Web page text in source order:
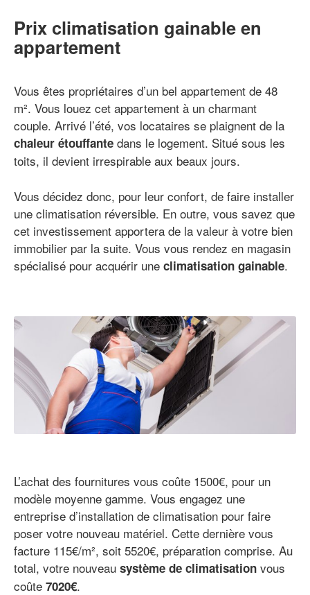
Prix climatisation gainable en
appartement
Vous êtes propriétaires d’un bel appartement de 48
m². Vous louez cet appartement à un charmant
couple. Arrivé l’été, vos locataires se plaignent de la
chaleur étouffante dans le logement. Situé sous les
toits, il devient irrespirable aux beaux jours.
Vous décidez donc, pour leur confort, de faire installer
une climatisation réversible. En outre, vous savez que
cet investissement apportera de la valeur à votre bien
immobilier par la suite. Vous vous rendez en magasin
spécialisé pour acquérir une climatisation gainable.
L’achat des fournitures vous coûte 1500€, pour un
modèle moyenne gamme. Vous engagez une
entreprise d’installation de climatisation pour faire
poser votre nouveau matériel. Cette dernière vous
facture 115€/m², soit 5520€, préparation comprise. Au
total, votre nouveau système de climatisation vous
coûte 7020€.